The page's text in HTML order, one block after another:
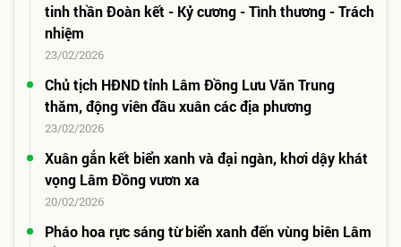
tinh thần Đoàn kết - Kỷ cương - Tình thương - Trách
nhiệm
23/02/2026
Chủ tịch HĐND tỉnh Lâm Đồng Lưu Văn Trung
thăm, động viên đầu xuân các địa phương
23/02/2026
Xuân gắn kết biển xanh và đại ngàn, khơi dậy khát
vọng Lâm Đồng vươn xa
20/02/2026
Pháo hoa rực sáng từ biển xanh đến vùng biên Lâm